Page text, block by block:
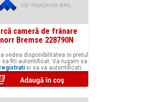
cameră de frânare
Bremse 228790N
a vedea disponibilitatea si pretul
sa fiti autentificat. Va rugam sa
si sa va autentificati.